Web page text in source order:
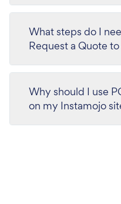
What steps do I
Request a Quote
Why should I use
on my Instamojo